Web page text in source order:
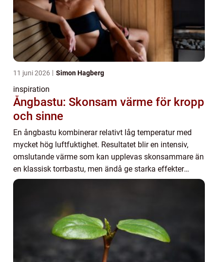
11 juni 2026 Simon Hagberg
inspiration
Ångbastu: Skonsam värme för kropp
och sinne
En ångbastu kombinerar relativt låg temperatur med
mycket hög luftfuktighet. Resultatet blir en intensiv,
omslutande värme som kan upplevas skonsammare än
en klassisk torrbastu, men ändå ge starka effekter
p&arin...